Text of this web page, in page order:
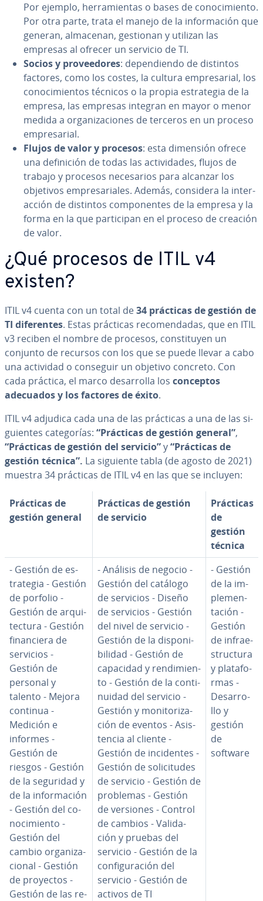
Por ejemplo, he­rra­mie­n­tas o bases de co­no­ci­mie­n­to.
Por otra parte, trata el manejo de la in­fo­r­ma­ción que
generan, almacenan, gestionan y utilizan las
empresas al ofrecer un servicio de TI.
Socios y pro­vee­do­res: de­pe­n­die­n­do de distintos
factores, como los costes, la cultura em­pre­sa­rial, los
co­no­ci­mie­n­tos técnicos o la propia es­tra­te­gia de la
empresa, las empresas integran en mayor o menor
medida a or­ga­ni­za­cio­nes de terceros en un proceso
em­pre­sa­rial.
Flujos de valor y procesos: esta dimensión ofrece
una de­fi­ni­ción de todas las ac­ti­vi­da­des, flujos de
trabajo y procesos ne­ce­sa­rios para alcanzar los
objetivos em­pre­sa­ria­les. Además, considera la in­ter­
ac­ción de distintos co­m­po­ne­n­tes de la empresa y la
forma en la que pa­r­ti­ci­pan en el proceso de creación
de valor.
¿Qué procesos de ITIL v4
existen?
ITIL v4 cuenta con un total de34 prácticas de gestión de
TI di­fe­re­n­tes. Estas prácticas re­co­me­n­da­das, que en ITIL
v3 reciben el nombre de procesos, co­n­s­ti­tu­yen un
conjunto de recursos con los que se puede llevar a cabo
una actividad o conseguir un objetivo concreto. Con
cada práctica, el marco de­sa­rro­lla los conceptos
adecuados y los factores de éxito.
ITIL v4 adjudica cada una de las prácticas a una de las si­
guie­n­tes ca­te­go­rías: “Prácticas de gestión general”,
“Prácticas de gestión del servicio”y“Prácticas de
gestión técnica”. La siguiente tabla (de agosto de 2021)
muestra 34 prácticas de ITIL v4 en las que se incluyen:
Prácticas de
gestión general
Prácticas de gestión
de servicio
Prácticas
de
gestión
técnica
- Gestión de es­
tra­te­gia - Gestión
de porfolio -
Gestión de ar­qui­
te­c­tu­ra - Gestión
fi­na­n­cie­ra de
servicios -
Gestión de
personal y
talento - Mejora
continua -
Medición e
informes -
Gestión de
riesgos - Gestión
de la seguridad y
de la in­fo­r­ma­ción
- Gestión del co­
no­ci­mie­n­to -
Gestión del
cambio or­ga­ni­za­
cio­nal - Gestión
de proyectos -
Gestión de las re­
- Análisis de negocio -
Gestión del catálogo
de servicios - Diseño
de servicios - Gestión
del nivel de servicio -
Gestión de la di­s­po­ni­
bi­li­dad - Gestión de
capacidad y re­n­di­mie­n­
to - Gestión de la co­n­ti­
nui­dad del servicio -
Gestión y mo­ni­to­ri­za­
ción de eventos - Asi­s­
te­n­cia al cliente -
Gestión de in­ci­de­n­tes -
Gestión de so­li­ci­tu­des
de servicio - Gestión de
problemas - Gestión
de versiones - Control
de cambios - Va­li­da­
ción y pruebas del
servicio - Gestión de la
co­n­fi­gu­ra­ción del
servicio - Gestión de
activos de TI
- Gestión
de la im­
ple­me­n­
ta­ción -
Gestión
de in­frae­
s­tru­c­tu­ra
y pla­ta­fo­
r­mas -
De­sa­rro­
llo y
gestión
de
software